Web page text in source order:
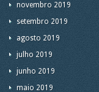
novembro 2019
setembro 2019
agosto 2019
julho 2019
junho 2019
maio 2019